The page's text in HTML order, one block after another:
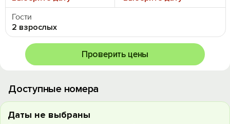
Гости
2 взрослых
Проверить цены
Доступные номера
Даты не выбраны